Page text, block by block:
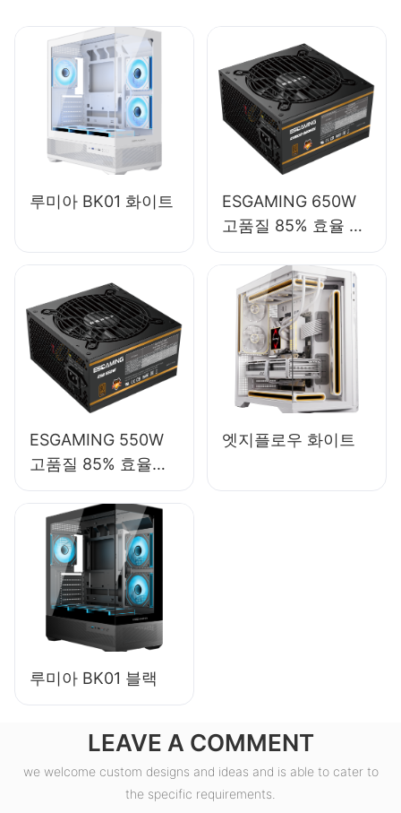
루미아 BK01 화이트
ESGAMING 650W
고품질 85% 효율 풀
모듈 80+ 브론즈 데
스크탑 PC 파워 서플
라이 ESB650W
ESGAMING 550W
고품질 85% 효율
80+ 브론즈 데스크
탑 PC 파워 서플라이
ESB550W
엣지플로우 화이트
루미아 BK01 블랙
LEAVE A COMMENT
we welcome custom designs and ideas and is able to cater to
the specific requirements.